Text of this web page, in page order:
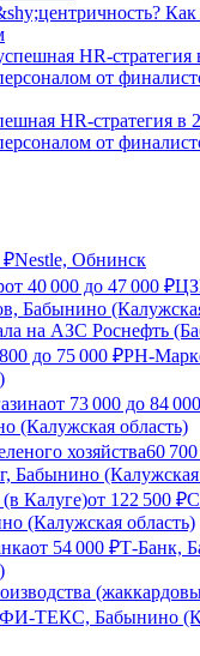
HR-стратегия в
от
₽Nestle, Обнинск
от 40 000 до 47 000 ₽
Бабынино
на АЗС Роснефть
до 75 000 ₽РН-
от 73 000 до 84 000
(Калужская область)
хозяйства60 700
Бабынино (Калужская
Калуге)от 122 500 ₽
(Калужская область)
от 54 000 ₽Т-Банк,
ФИ-ТЕКС, Бабынино